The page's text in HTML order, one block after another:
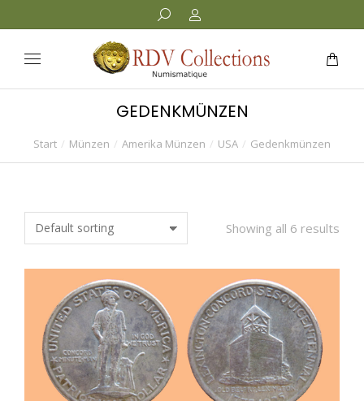
GEDENKMÜNZEN
Sie befinden sich hier:
Start Münzen Amerika Münzen USA Gedenkmünzen
Showing all 6 results